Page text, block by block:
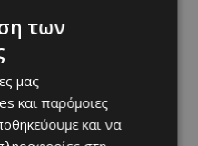
της
των
μας
και παρόμοιες
και να